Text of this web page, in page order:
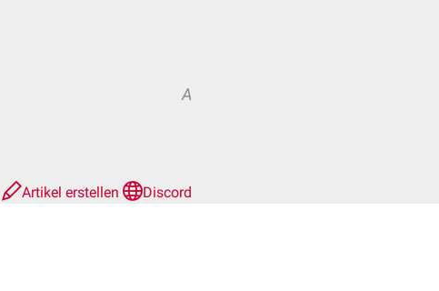
A
Artikel erstellen Discord